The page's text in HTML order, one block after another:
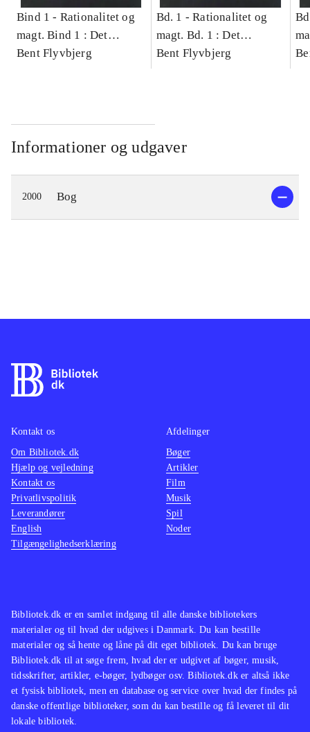
Bind 1 - Rationalitet og
magt. Bind 1 : Det
konkretes videnskab
Bent Flyvbjerg
Bd. 1 -Rationalitet og
magt. Bd. 1 : Det
konkretes videnskab
Bent Flyvbjerg
Informationer og udgaver
2000 Bog
Bibliotek.dk er en samlet indgang til alle danske bibliotekers
materialer og til hvad der udgives i Danmark. Du kan bestille
materialer og så hente og låne på dit eget bibliotek. Du kan bruge
Bibliotek.dk til at søge frem, hvad der er udgivet af bøger, musik,
tidsskrifter, artikler, e-bøger, lydbøger osv. Bibliotek.dk er altså ikke
et fysisk bibliotek, men en database og service over hvad der findes på
danske offentlige biblioteker, som du kan bestille og få leveret til dit
lokale bibliotek.
Kontakt os
Om Bibliotek.dk
Hjælp og vejledning
Kontakt os
Privatlivspolitik
Leverandører
English
Tilgængelighedserklæring
Afdelinger
Bøger
Artikler
Film
Musik
Spil
Noder